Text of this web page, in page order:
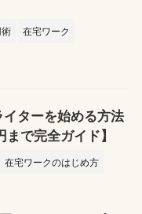
在宅ワーク
ターを始める方法
まで完全ガイド】
在宅ワークのはじめ方